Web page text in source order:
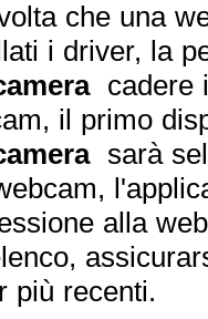
che una
i driver, la
cadere
il primo
sarà
alla
più recenti.